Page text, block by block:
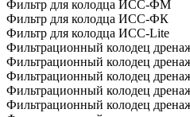
Фильтр для колодца ИСС-ФМ
Фильтр для колодца ИСС-ФК
Фильтр для колодца ИСС-Lite
Фильтрационный колодец
Фильтрационный колодец
Фильтрационный колодец
Фильтрационный колодец
Фильтрационный колодец